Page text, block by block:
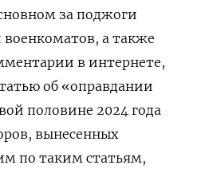
за поджоги
а также
в интернете,
об «оправдании
половине 2024 года
вынесенных
по таким статьям,